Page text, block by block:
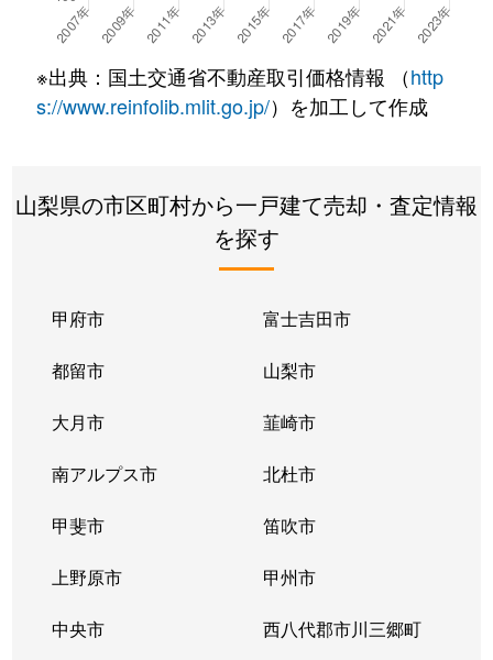
※出典：国土交通省不動産取引価格情報 （http
s://www.reinfolib.mlit.go.jp/）を加工して作成
山梨県の市区町村から一戸建て売却・査定情報
を探す
甲府市 富士吉田市
都留市 山梨市
大月市 韮崎市
南アルプス市 北杜市
甲斐市 笛吹市
上野原市 甲州市
中央市 西八代郡市川三郷町